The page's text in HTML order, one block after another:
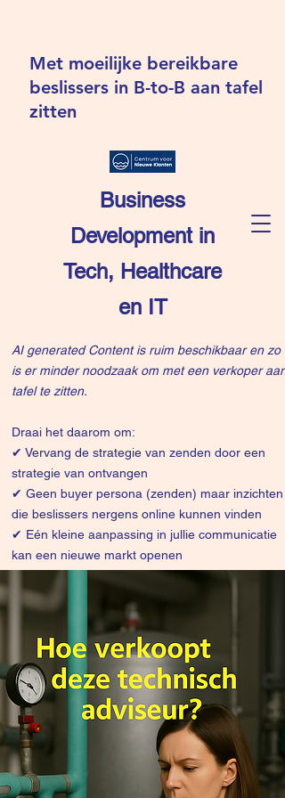
Business
Development in
Tech, Healthcare
en IT
Met moeilijke bereikbare
beslissers in B-to-B aan tafel
zitten
AI generated Content is ruim beschikbaar en zo
is er minder noodzaak om met een verkoper aan
tafel te zitten.
Draai het daarom om:
✔ Vervang de strategie van zenden door een
strategie van ontvangen
✔ Geen buyer persona (zenden) maar inzichten
die beslissers nergens online kunnen vinden
✔ Eén kleine aanpassing in jullie communicatie
kan een nieuwe markt openen